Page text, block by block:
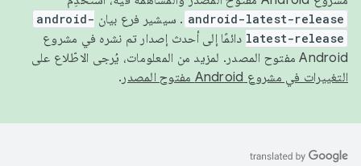
android-latest-release . سيشير فرع بيان android-
latest-release دائمًا إلى أحدث إصدار تم نشره في مشروع
Android مفتوح المصدر. لمزيد من المعلومات، يُرجى الاطّلاع على
التغييرات في مشروع Android مفتوح المصدر
.